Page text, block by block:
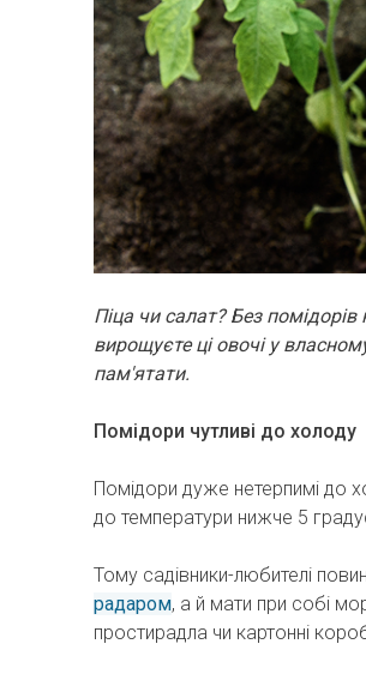
Піца чи салат? Без
вирощуєте ці овочі у
пам'ятати.
Помідори чутливі до холоду
Помідори дуже нетерпимі до
до температури нижче 5
Тому садівники-любителі
радаром, а й мати при собі
простирадла чи картонні